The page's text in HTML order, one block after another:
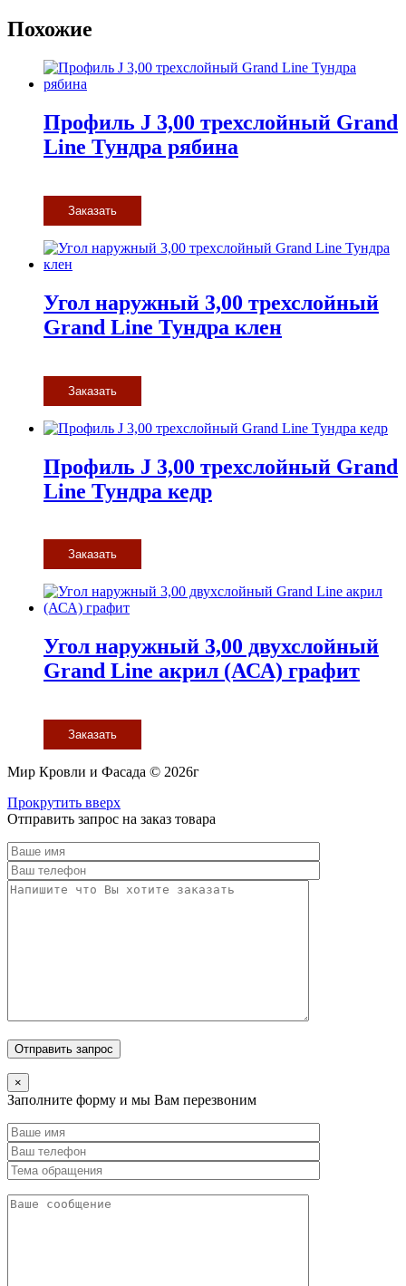
Похожие
Профиль J 3,00 трехслойный Grand
Line Тундра рябина
Заказать
Угол наружный 3,00 трехслойный
Grand Line Тундра клен
Заказать
Профиль J 3,00 трехслойный Grand
Line Тундра кедр
Заказать
Угол наружный 3,00 двухслойный
Grand Line акрил (АСА) графит
Заказать
Мир Кровли и Фасада © 2026г
Прокрутить вверх
Отправить запрос на заказ товара
×
Заполните форму и мы Вам перезвоним